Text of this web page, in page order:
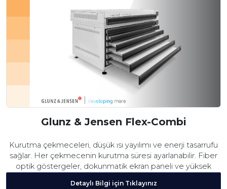
Glunz & Jensen Flex-Combi
Kurutma çekmeceleri, düşük ısı yayılımı ve enerji tasarrufu
sağlar. Her çekmecenin kurutma süresi ayarlanabilir. Fiber
optik göstergeler, dokunmatik ekran paneli ve yüksek
Detaylı Bilgi için Tıklayınız